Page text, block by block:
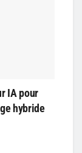
IA pour
hybride